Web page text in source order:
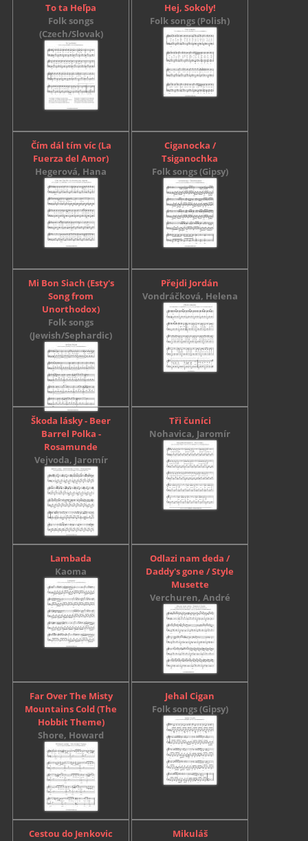
To ta Heľpa
Folk songs
(Czech/Slovak)
Hej, Sokoly!
Folk songs (Polish)
Čím dál tím víc (La
Fuerza del Amor)
Hegerová, Hana
Ciganocka /
Tsiganochka
Folk songs (Gipsy)
Mi Bon Siach (Esty's
Song from
Unorthodox)
Folk songs
(Jewish/Sephardic)
Přejdi Jordán
Vondráčková, Helena
Škoda lásky - Beer
Barrel Polka -
Rosamunde
Vejvoda, Jaromír
Tři čuníci
Nohavica, Jaromír
Lambada
Kaoma
Odlazi nam deda /
Daddy's gone / Style
Musette
Verchuren, André
Far Over The Misty
Mountains Cold (The
Hobbit Theme)
Shore, Howard
Jehal Cigan
Folk songs (Gipsy)
Cestou do Jenkovic
Mikuláš